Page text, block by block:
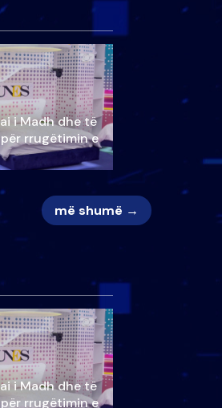
i Madh dhe të
rrugëtimin e
më shumë →
i Madh dhe të
rrugëtimin e